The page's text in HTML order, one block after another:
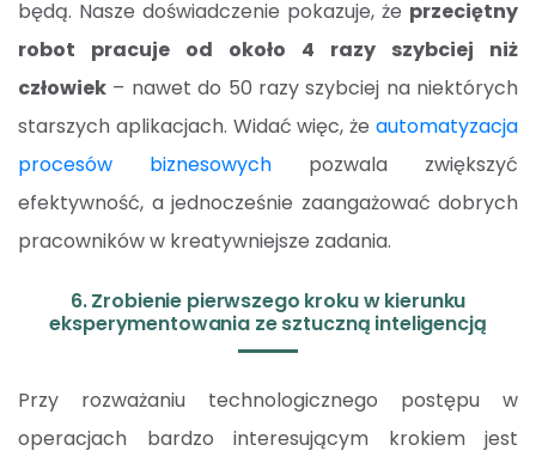
będą. Nasze doświadczenie pokazuje, że przeciętny
robot pracuje od około 4 razy szybciej niż
człowiek – nawet do 50 razy szybciej na niektórych
starszych aplikacjach. Widać więc, że automatyzacja
procesów biznesowych pozwala zwiększyć
efektywność, a jednocześnie zaangażować dobrych
pracowników w kreatywniejsze zadania.
6. Zrobienie pierwszego kroku w kierunku
eksperymentowania ze sztuczną inteligencją
Przy rozważaniu technologicznego postępu w
operacjach bardzo interesującym krokiem jest